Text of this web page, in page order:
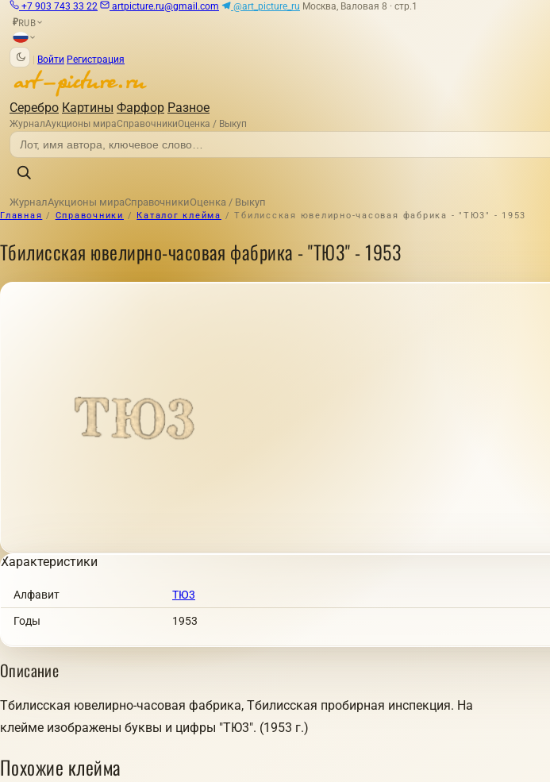
+7 903 743 33 22 artpicture.ru@gmail.com @art_picture_ru Москва, Валовая 8 · стр.1
₽RUB
Войти Регистрация
Серебро Картины Фарфор Разное
ЖурналАукционы мираСправочникиОценка / Выкуп
ЖурналАукционы мираСправочникиОценка / Выкуп
Главная / Справочники / Каталог клейма / Тбилисская ювелирно-часовая фабрика - "ТЮ3" - 1953
Тбилисская ювелирно-часовая фабрика - "ТЮ3" - 1953
Характеристики
Алфавит ТЮ3
Годы 1953
Описание
Тбилисская ювелирно-часовая фабрика, Тбилисская пробирная инспекция. На
клейме изображены буквы и цифры "ТЮ3". (1953 г.)
Похожие клейма